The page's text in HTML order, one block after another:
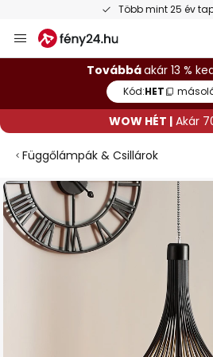
Több mint 25 év
Ugrás
a
tartalomhozTovábbáakár 13 %
Kód:HET
WOW HÉT | Akár
Függőlámpák & Csillárok
Ugrás
a
képgaléria
végére